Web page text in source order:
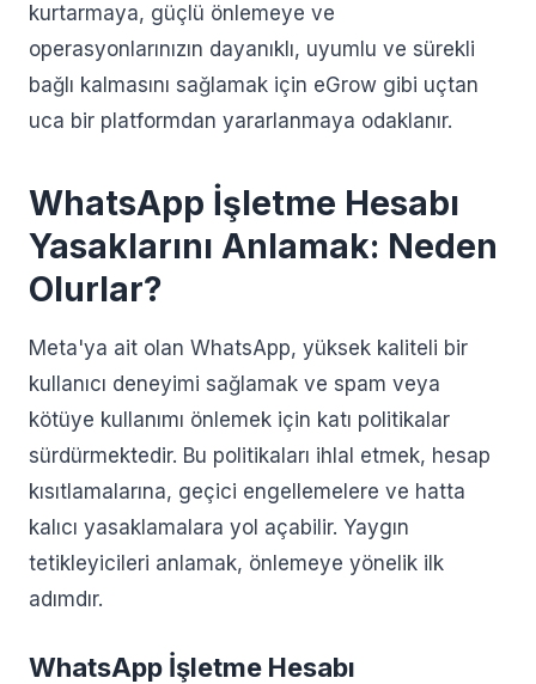
kurtarmaya, güçlü önlemeye ve
operasyonlarınızın dayanıklı, uyumlu ve sürekli
bağlı kalmasını sağlamak için eGrow gibi uçtan
uca bir platformdan yararlanmaya odaklanır.
WhatsApp İşletme Hesabı
Yasaklarını Anlamak: Neden
Olurlar?
Meta'ya ait olan WhatsApp, yüksek kaliteli bir
kullanıcı deneyimi sağlamak ve spam veya
kötüye kullanımı önlemek için katı politikalar
sürdürmektedir. Bu politikaları ihlal etmek, hesap
kısıtlamalarına, geçici engellemelere ve hatta
kalıcı yasaklamalara yol açabilir. Yaygın
tetikleyicileri anlamak, önlemeye yönelik ilk
adımdır.
WhatsApp İşletme Hesabı